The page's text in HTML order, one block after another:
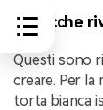
8. Zucche
Questi sono
creare. Per la
torta bianca